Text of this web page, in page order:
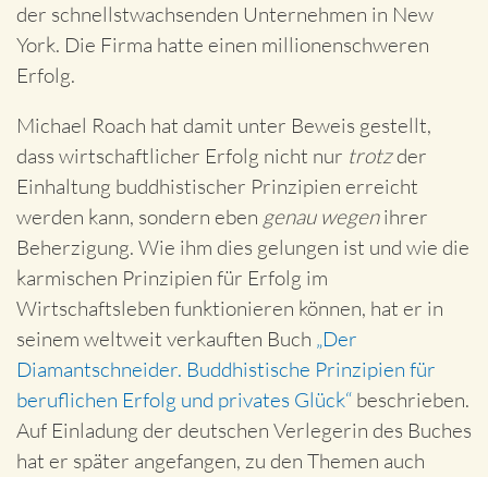
der schnellstwachsenden Unternehmen in New
York. Die Firma hatte einen millionenschweren
Erfolg.
Michael Roach hat damit unter Beweis gestellt,
dass wirtschaftlicher Erfolg nicht nur trotzder
Einhaltung buddhistischer Prinzipien erreicht
werden kann, sondern eben genau wegenihrer
Beherzigung. Wie ihm dies gelungen ist und wie die
karmischen Prinzipien für Erfolg im
Wirtschaftsleben funktionieren können, hat er in
seinem weltweit verkauften Buch „Der
Diamantschneider. Buddhistische Prinzipien für
beruflichen Erfolg und privates Glück“ beschrieben.
Auf Einladung der deutschen Verlegerin des Buches
hat er später angefangen, zu den Themen auch